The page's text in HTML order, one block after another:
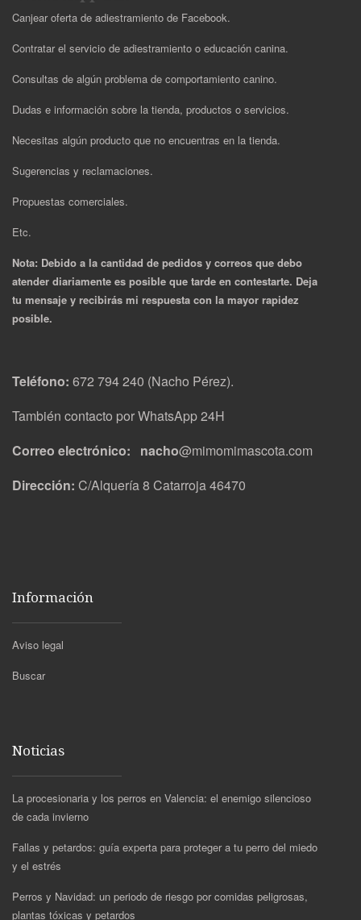
Canjear oferta de adiestramiento de Facebook.
Contratar el servicio de adiestramiento o educación canina.
Consultas de algún problema de comportamiento canino.
Dudas e información sobre la tienda, productos o servicios.
Necesitas algún producto que no encuentras en la tienda.
Sugerencias y reclamaciones.
Propuestas comerciales.
Etc.
Nota: Debido a la cantidad de pedidos y correos que debo
atender diariamente es posible que tarde en contestarte. Deja
tu mensaje y recibirás mi respuesta con la mayor rapidez
posible.
Teléfono: 672 794 240 (Nacho Pérez).
También contacto por WhatsApp 24H
Correo electrónico: nacho@mimomimascota.com
Dirección: C/Alquería 8 Catarroja 46470
Información
Aviso legal
Buscar
Noticias
La procesionaria y los perros en Valencia: el enemigo silencioso
de cada invierno
Fallas y petardos: guía experta para proteger a tu perro del miedo
y el estrés
Perros y Navidad: un periodo de riesgo por comidas peligrosas,
plantas tóxicas y petardos